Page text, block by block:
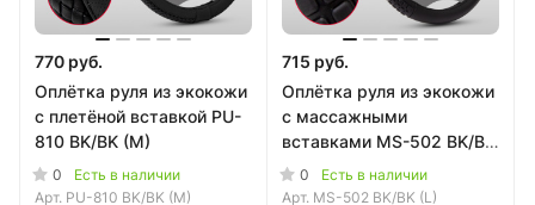
770 руб.
Оплётка руля из экокожи
с плетёной вставкой PU-
810 BK/BK (M)
0
Есть в наличии
Арт. PU-810 BK/BK (M)
715 руб.
Оплётка руля из экокожи
с массажными
вставками MS-502 BK/BK
(L)0
Есть в наличии
Арт. MS-502 BK/BK (L)